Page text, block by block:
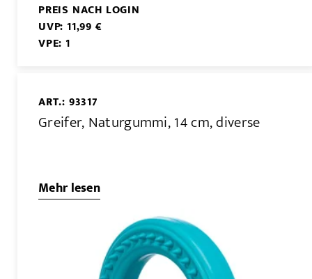
PREIS NACH LOGIN
UVP: 11,99 €
VPE: 1
ART.: 93317
Greifer, Naturgummi, 14 cm, diverse
Mehr lesen